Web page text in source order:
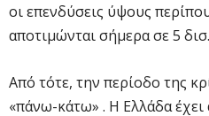
οι επενδύσεις ύψους
αποτιμώνται σήμερα σε 5
Από τότε, την περίοδο της
«πάνω-κάτω» . Η Ελλάδα έχει